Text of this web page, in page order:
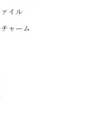
イル
ャーム